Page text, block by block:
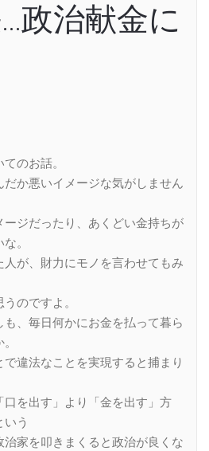
政治献金に
のお話。
だか悪いイメージな気がしません
ジだったり、あくどい金持ちが
。
人が、財力にモノを言わせてもみ
のですよ。
、毎日何かにお金を払って暮ら
違法なことを実現すると捕まり
口を出す」より「金を出す」方
う
家を叩きまくると政治が良くな